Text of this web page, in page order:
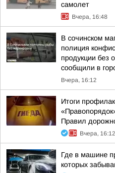
самолет
Вчера, 16:48
В сочинском
полиция
продукции без
сообщили в
Вчера, 16:12
Итоги
Правил
Вчера, 16:12
Где в машине
которых